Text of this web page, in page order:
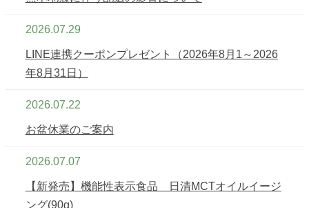
2026.07.29
LINE連携クーポンプレゼント（2026年8月1～2026
年8月31日）
2026.07.22
お盆休業のご案内
2026.07.07
【新発売】機能性表示食品 日清MCTオイルイージ
ング(90g)